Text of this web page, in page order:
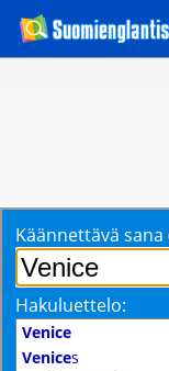
Käännettävä
Hakuluettelo:
Venice
Venices